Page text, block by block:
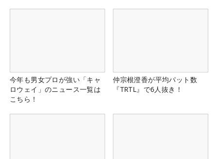
今年も男女プロが強い「キャ
ロウェイ」のニュース一覧は
こちら！
仲宗根澄香が平均パット数
『TRTL』で6人抜き！